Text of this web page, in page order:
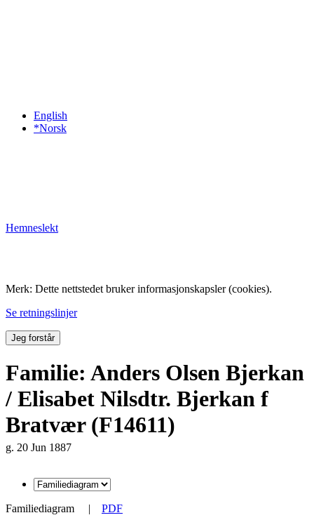
English
*Norsk
Hemneslekt
Merk: Dette nettstedet bruker informasjonskapsler (cookies).
Se retningslinjer
Jeg forstår
Familie: Anders Olsen Bjerkan
/ Elisabet Nilsdtr. Bjerkan f
Bratvær (F14611)
g. 20 Jun 1887
Familiediagram | PDF